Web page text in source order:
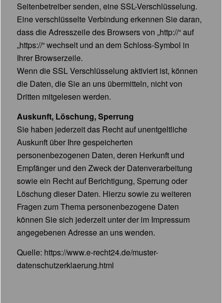
Seitenbetreiber senden, eine SSL-Verschlüsselung.
Eine verschlüsselte Verbindung erkennen Sie daran,
dass die Adresszeile des Browsers von „http://“ auf
„https://“ wechselt und an dem Schloss-Symbol in
Ihrer Browserzeile.
Wenn die SSL Verschlüsselung aktiviert ist, können
die Daten, die Sie an uns übermitteln, nicht von
Dritten mitgelesen werden.
Auskunft, Löschung, Sperrung
Sie haben jederzeit das Recht auf unentgeltliche
Auskunft über Ihre gespeicherten
personenbezogenen Daten, deren Herkunft und
Empfänger und den Zweck der Datenverarbeitung
sowie ein Recht auf Berichtigung, Sperrung oder
Löschung dieser Daten. Hierzu sowie zu weiteren
Fragen zum Thema personenbezogene Daten
können Sie sich jederzeit unter der im Impressum
angegebenen Adresse an uns wenden.
Quelle: https://www.e-recht24.de/muster-
datenschutzerklaerung.html